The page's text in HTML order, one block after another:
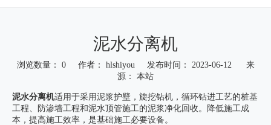
泥水分离机
浏览数量： 0作者： hlshiyou 发布时间： 2023-06-12 来
源： 本站
["wechat","weibo","qzone","douban","email"]
泥水分离机适用于采用泥浆护壁，旋挖钻机，循环钻进工艺的桩基
工程、防渗墙工程和泥水顶管施工的泥浆净化回收。降低施工成
本，提高施工效率，是基础施工必要设备。